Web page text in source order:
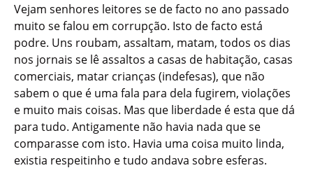
Vejam senhores leitores se de facto no ano passado
muito se falou em corrupção. Isto de facto está
podre. Uns roubam, assaltam, matam, todos os dias
nos jornais se lê assaltos a casas de habitação, casas
comerciais, matar crianças (indefesas), que não
sabem o que é uma fala para dela fugirem, violações
e muito mais coisas. Mas que liberdade é esta que dá
para tudo. Antigamente não havia nada que se
comparasse com isto. Havia uma coisa muito linda,
existia respeitinho e tudo andava sobre esferas.